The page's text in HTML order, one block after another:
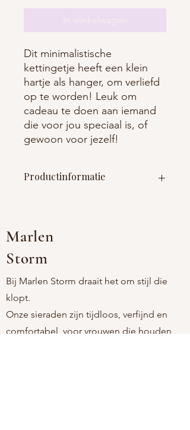
Dit minimalistische
kettingetje heeft een klein
hartje als hanger, om verliefd
op te worden! Leuk om
cadeau te doen aan iemand
die voor jou speciaal is, of
gewoon voor jezelf!
Productinformatie
verlengstuk
Marlen
Storm
Bij Marlen Storm draait het om stijl die
klopt.
Onze sieraden zijn tijdloos, verfijnd en
comfortabel, voor vrouwen die houden